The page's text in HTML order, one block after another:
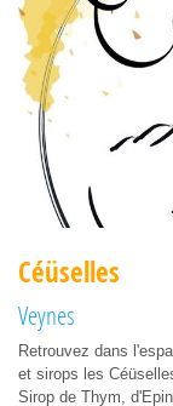
Céüselles
Veynes
Retrouvez dans
et sirops les
Sirop de Thym,